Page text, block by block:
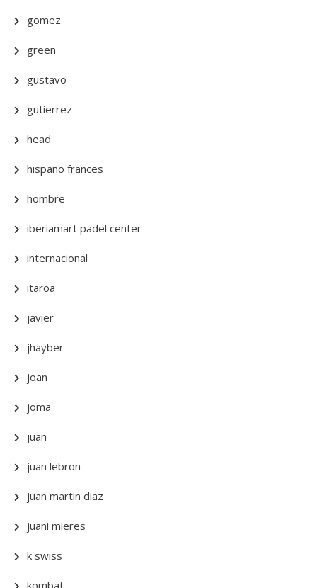
gomez
green
gustavo
gutierrez
head
hispano frances
hombre
iberiamart padel center
internacional
itaroa
javier
jhayber
joan
joma
juan
juan lebron
juan martin diaz
juani mieres
k swiss
kombat